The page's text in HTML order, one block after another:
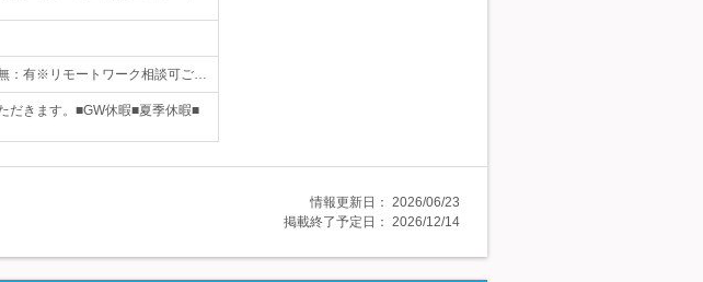
：有※リモートワーク相談可ご…
だきます。■GW休暇■夏季休暇■
情報更新日： 2026/06/23
掲載終了予定日： 2026/12/14